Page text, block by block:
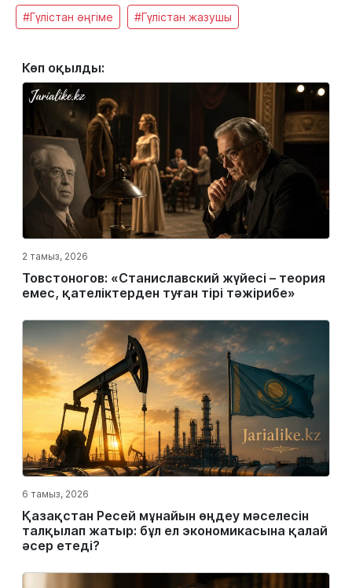
#Гүлістан әңгіме #Гүлістан жазушы
Көп оқылды:
2 тамыз, 2026
Товстоногов: «Станиславский жүйесі – теория
емес, қателіктерден туған тірі тәжірибе»
6 тамыз, 2026
Қазақстан Ресей мұнайын өңдеу мәселесін
талқылап жатыр: бұл ел экономикасына қалай
әсер етеді?